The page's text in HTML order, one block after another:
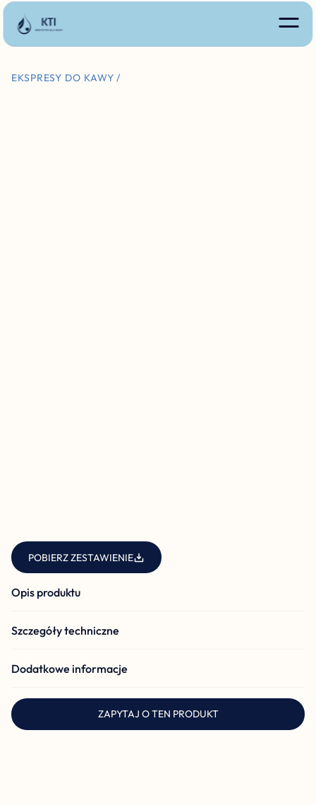
EKSPRESY DO KAWY /
POBIERZ ZESTAWIENIE
Opis produktu
Szczegóły techniczne
Dodatkowe informacje
ZAPYTAJ O TEN PRODUKT